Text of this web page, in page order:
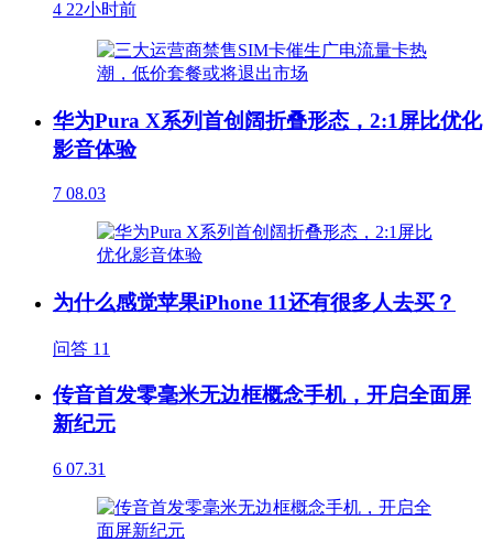
4 22小时前
华为Pura X系列首创阔折叠形态，2:1屏比优化
影音体验
7 08.03
为什么感觉苹果iPhone 11还有很多人去买？
问答 11
传音首发零毫米无边框概念手机，开启全面屏
新纪元
6 07.31